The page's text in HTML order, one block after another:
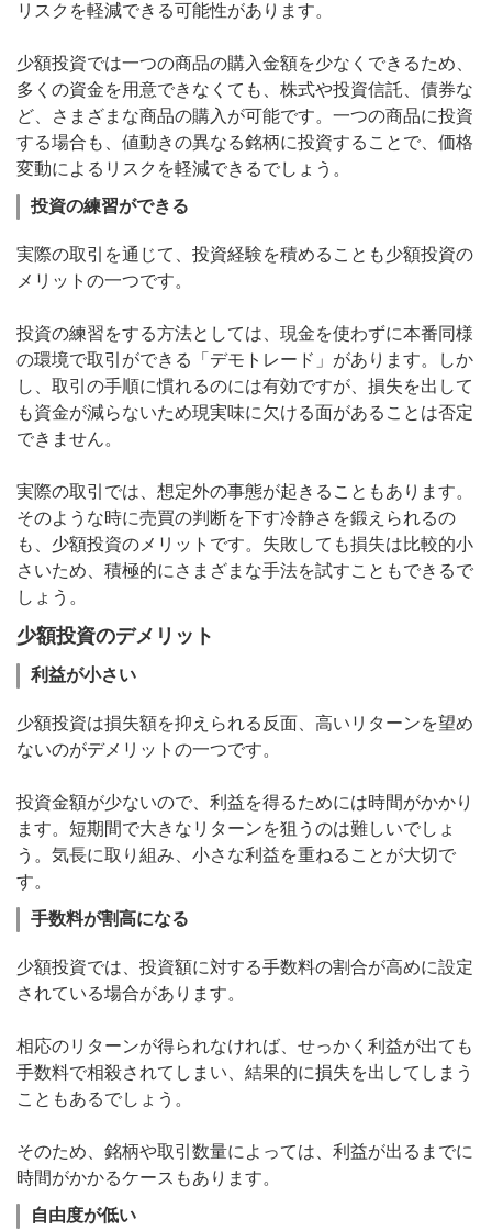
リスクを軽減できる可能性があります。
少額投資では一つの商品の購入金額を少なくできるため、
多くの資金を用意できなくても、株式や投資信託、債券な
ど、さまざまな商品の購入が可能です。一つの商品に投資
する場合も、値動きの異なる銘柄に投資することで、価格
変動によるリスクを軽減できるでしょう。
投資の練習ができる
実際の取引を通じて、投資経験を積めることも少額投資の
メリットの一つです。
投資の練習をする方法としては、現金を使わずに本番同様
の環境で取引ができる「デモトレード」があります。しか
し、取引の手順に慣れるのには有効ですが、損失を出して
も資金が減らないため現実味に欠ける面があることは否定
できません。
実際の取引では、想定外の事態が起きることもあります。
そのような時に売買の判断を下す冷静さを鍛えられるの
も、少額投資のメリットです。失敗しても損失は比較的小
さいため、積極的にさまざまな手法を試すこともできるで
しょう。
少額投資のデメリット
利益が小さい
少額投資は損失額を抑えられる反面、高いリターンを望め
ないのがデメリットの一つです。
投資金額が少ないので、利益を得るためには時間がかかり
ます。短期間で大きなリターンを狙うのは難しいでしょ
う。気長に取り組み、小さな利益を重ねることが大切で
す。
手数料が割高になる
少額投資では、投資額に対する手数料の割合が高めに設定
されている場合があります。
相応のリターンが得られなければ、せっかく利益が出ても
手数料で相殺されてしまい、結果的に損失を出してしまう
こともあるでしょう。
そのため、銘柄や取引数量によっては、利益が出るまでに
時間がかかるケースもあります。
自由度が低い